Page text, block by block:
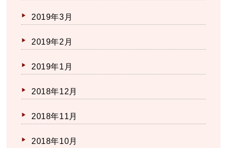
2019年3月
2019年2月
2019年1月
2018年12月
2018年11月
2018年10月